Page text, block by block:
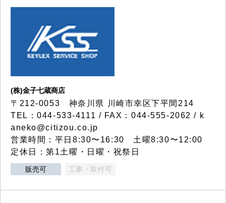
(株)金子七蔵商店
〒212-0053 神奈川県 川崎市幸区下平間214
TEL：044-533-4111 / FAX：044-555-2062 / k
aneko@citizou.co.jp
営業時間：平日8:30〜16:30 土曜8:30〜12:00
定休日：第1土曜・日曜・祝祭日
販売可 工事・取付可